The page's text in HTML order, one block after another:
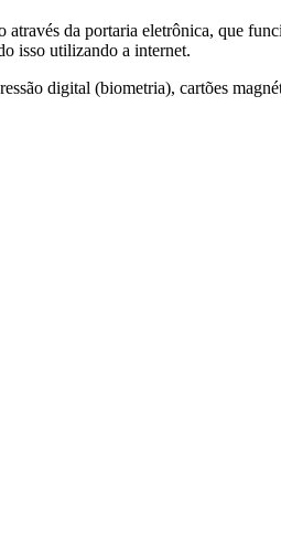
da portaria eletrônica, que
isso utilizando a internet.
digital (biometria), cartões